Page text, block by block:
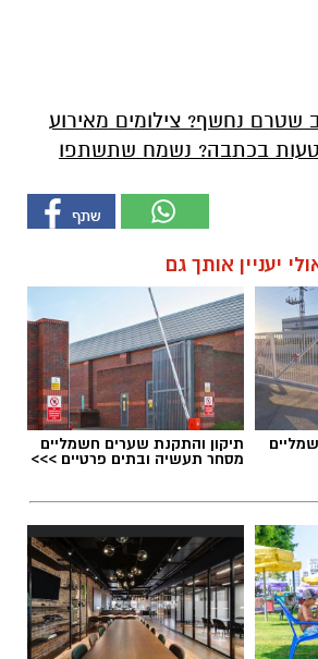
שטרם נחשף? צילומים מאירוע
בכתבה? נשמח שתשתפו
יעניין אותך גם
תיקון והתקנת שערים חשמליים
מסחר תעשיה ובתים פרטיים >>>